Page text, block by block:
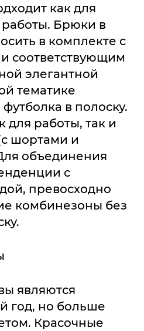
как для
работы. Брюки в
в комплекте с
соответствующим
элегантной
тематике
в полоску.
для работы, так и
шортами и
объединения
с
превосходно
комбинезоны без
являются
год, но больше
Красочные